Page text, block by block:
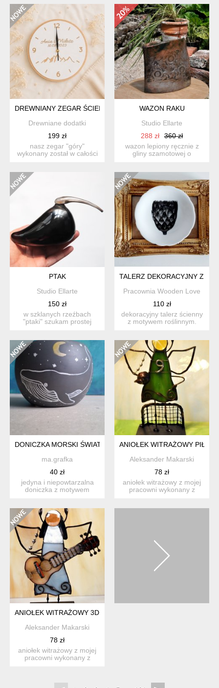
DREWNIANY ZEGAR ŚCIENNY NA PREZENT ŚLUBNY, NA
Drewniane dodatki
199 zł
nasz zegar "góry"
wykonany został w całości
WAZON RAKU
Studio Ellarte
288 zł
360 zł
wazon lepiony ręcznie z
gliny szamotowej o
PTAK
Studio Ellarte
150 zł
w szklanych rzeźbach
"ptaki" szukam prostej
TALERZ DEKORACYJNY Z
Pracownia Wooden Love
110 zł
dekoracyjny talerz ścienny
z motywem roślinnym.
DONICZKA MORSKI ŚWIAT
ma.grafka
40 zł
jedyna i niepowtarzalna
doniczka z motywem
ANIOŁEK WITRAŻOWY
Aleksander Makarski
78 zł
aniołek witrażowy z mojej
pracowni wykonany z
ANIOŁEK WITRAŻOWY 3D ZAKONNICA Z GITARĄ
Aleksander Makarski
78 zł
aniołek witrażowy z mojej
pracowni wykonany z